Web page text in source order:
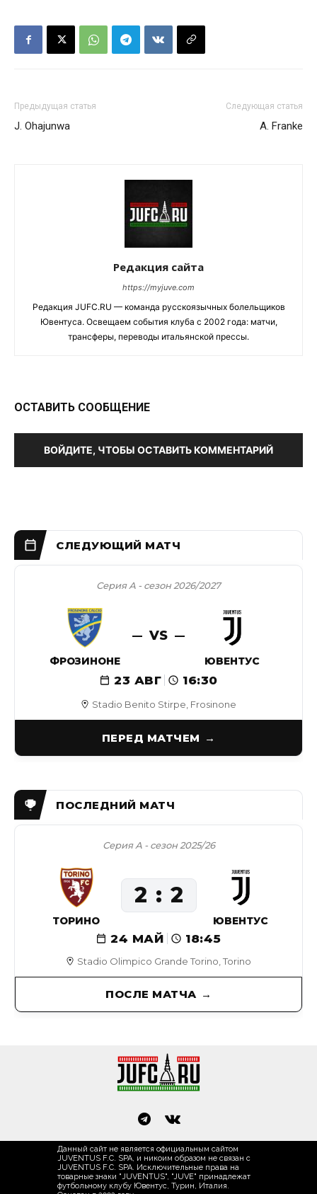
Предыдущая статья
J. Ohajunwa
Следующая статья
A. Franke
Редакция сайта
https://myjuve.com
Редакция JUFC.RU — команда русскоязычных болельщиков
Ювентуса. Освещаем события клуба с 2002 года: матчи,
трансферы, переводы итальянской прессы.
ОСТАВИТЬ СООБЩЕНИЕ
ВОЙДИТЕ, ЧТОБЫ ОСТАВИТЬ КОММЕНТАРИЙ
Stadio Benito Stirpe, Frosinone
Серия А - сезон 2026/2027
ФРОЗИНОНЕ
VS
ЮВЕНТУС
23 АВГ 16:30
ПЕРЕД МАТЧЕМ
Stadio Olimpico Grande Torino, Torino
Серия А - сезон 2025/26
24 МАЙ 18:45
ТОРИНО
2 2
ЮВЕНТУС
ПОСЛЕ МАТЧА
Данный сайт не является официальным сайтом
JUVENTUS F.C. SPA, и никоим образом не связан с
JUVENTUS F.C. SPA. Исключительные права на
товарные знаки "JUVENTUS", "JUVE" принадлежат
футбольному клубу Ювентус, Турин, Италия.